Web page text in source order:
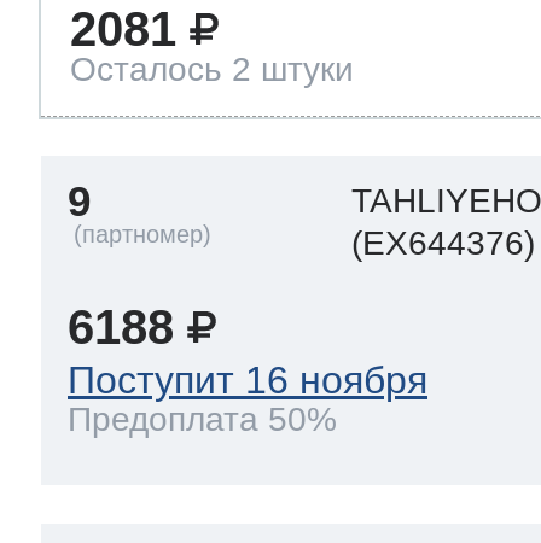
2081
Осталось 2 штуки
9
(EX644376)
6188
Поступит 16 ноября
Предоплата 50%